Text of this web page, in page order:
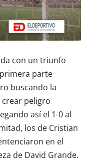
con un triunfo
parte
buscando la
peligro
así el 1-0 al
los de Cristian
en el
de David Grande.